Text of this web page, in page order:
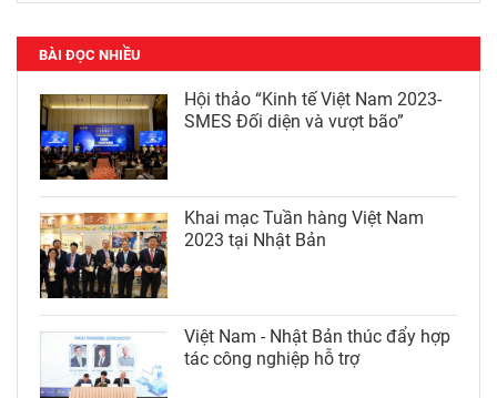
BÀI ĐỌC NHIỀU
Hội thảo “Kinh tế Việt Nam 2023-
SMES Đối diện và vượt bão”
Khai mạc Tuần hàng Việt Nam
2023 tại Nhật Bản
Việt Nam - Nhật Bản thúc đẩy hợp
tác công nghiệp hỗ trợ